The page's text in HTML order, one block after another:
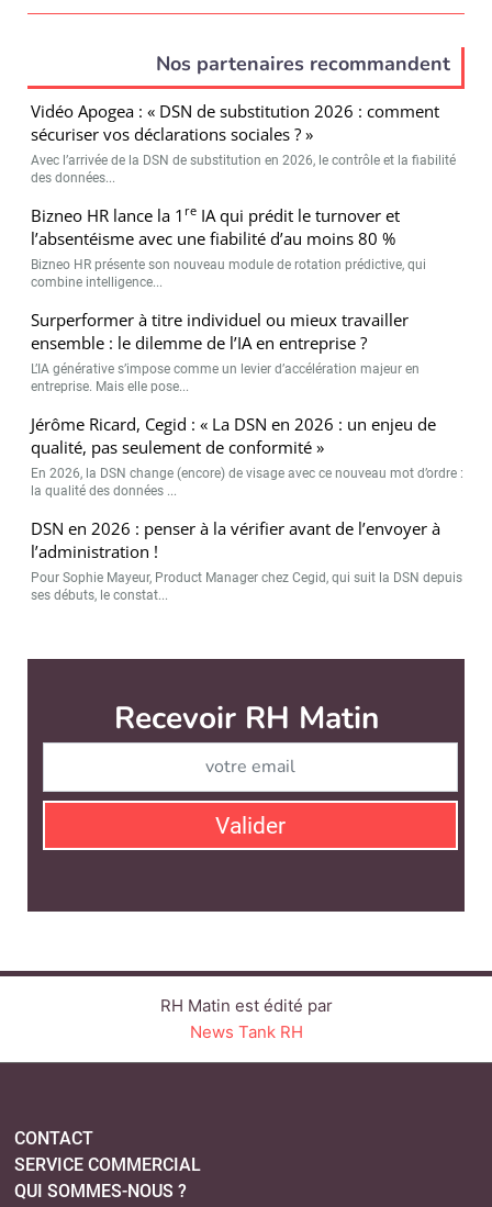
Nos partenaires recommandent
Vidéo Apogea : « DSN de substitution 2026 : comment
sécuriser vos déclarations sociales ? »
Avec l’arrivée de la DSN de substitution en 2026, le contrôle et la fiabilité
des données...
Bizneo HR lance la 1 re IA qui prédit le turnover et
l’absentéisme avec une fiabilité d’au moins 80 %
Bizneo HR présente son nouveau module de rotation prédictive, qui
combine intelligence...
Surperformer à titre individuel ou mieux travailler
ensemble : le dilemme de l’IA en entreprise ?
L’IA générative s’impose comme un levier d’accélération majeur en
entreprise. Mais elle pose...
Jérôme Ricard, Cegid : « La DSN en 2026 : un enjeu de
qualité, pas seulement de conformité »
En 2026, la DSN change (encore) de visage avec ce nouveau mot d’ordre :
la qualité des données ...
DSN en 2026 : penser à la vérifier avant de l’envoyer à
l’administration !
Pour Sophie Mayeur, Product Manager chez Cegid, qui suit la DSN depuis
ses débuts, le constat...
RH Matin est édité par
QUI SOMMES-NOUS ?
LINKEDINTWITTERFACEBOOK
MENTIONS LÉGALES
POLITIQUE DE CONFIDENTIALITÉ
COOKIES